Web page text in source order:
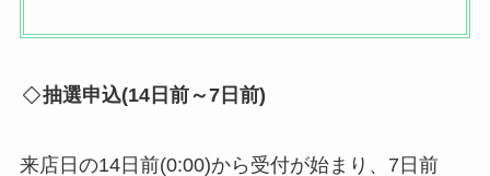
抽選申込(14日前～7日前)
来店日の14日前(0:00)から受付が始まり、7日前